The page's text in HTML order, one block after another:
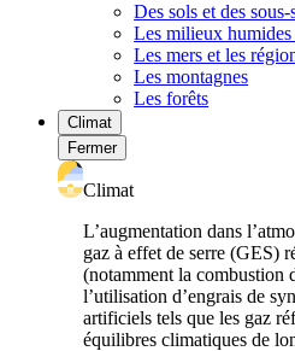
Des sols et des
Les milieux humides
Les mers et les
Les montagnes
Les forêts
Climat
Fermer
Climat
L’augmentation dans
gaz à effet de serre (GES)
(notamment la combustion
l’utilisation d’engrais de
artificiels tels que les gaz
équilibres climatiques de